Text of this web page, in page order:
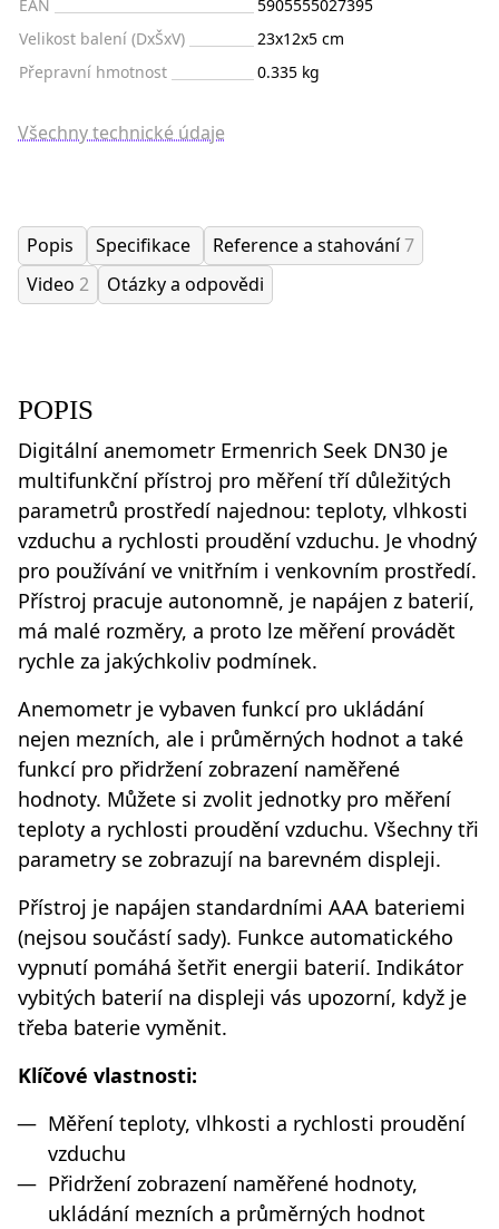
EAN
5905555027395
Velikost balení (DxŠxV)
23x12x5 cm
Přepravní hmotnost
0.335 kg
Všechny technické údaje
Popis Specifikace Reference a stahování7
Video 2 Otázky a odpovědi
POPIS
Digitální anemometr Ermenrich Seek DN30 je
multifunkční přístroj pro měření tří důležitých
parametrů prostředí najednou: teploty, vlhkosti
vzduchu a rychlosti proudění vzduchu. Je vhodný
pro používání ve vnitřním i venkovním prostředí.
Přístroj pracuje autonomně, je napájen z baterií,
má malé rozměry, a proto lze měření provádět
rychle za jakýchkoliv podmínek.
Anemometr je vybaven funkcí pro ukládání
nejen mezních, ale i průměrných hodnot a také
funkcí pro přidržení zobrazení naměřené
hodnoty. Můžete si zvolit jednotky pro měření
teploty a rychlosti proudění vzduchu. Všechny tři
parametry se zobrazují na barevném displeji.
Přístroj je napájen standardními AAA bateriemi
(nejsou součástí sady). Funkce automatického
vypnutí pomáhá šetřit energii baterií. Indikátor
vybitých baterií na displeji vás upozorní, když je
třeba baterie vyměnit.
Klíčové vlastnosti:
Měření teploty, vlhkosti a rychlosti proudění
vzduchu
Přidržení zobrazení naměřené hodnoty,
ukládání mezních a průměrných hodnot